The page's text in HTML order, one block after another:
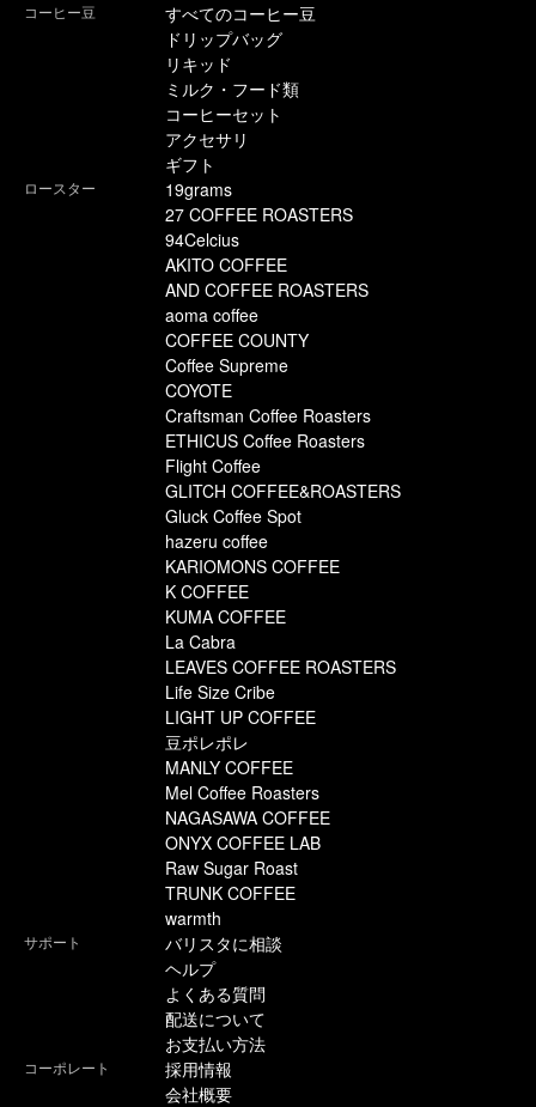
コーヒー豆
すべてのコーヒー豆
ドリップバッグ
リキッド
ミルク・フード類
コーヒーセット
アクセサリ
ギフト
ロースター
19grams
27 COFFEE ROASTERS
94Celcius
AKITO COFFEE
AND COFFEE ROASTERS
aoma coffee
COFFEE COUNTY
Coffee Supreme
COYOTE
Craftsman Coffee Roasters
ETHICUS Coffee Roasters
Flight Coffee
GLITCH COFFEE&ROASTERS
Gluck Coffee Spot
hazeru coffee
KARIOMONS COFFEE
K COFFEE
KUMA COFFEE
La Cabra
LEAVES COFFEE ROASTERS
Life Size Cribe
LIGHT UP COFFEE
豆ポレポレ
MANLY COFFEE
Mel Coffee Roasters
NAGASAWA COFFEE
ONYX COFFEE LAB
Raw Sugar Roast
TRUNK COFFEE
warmth
サポート
バリスタに相談
ヘルプ
よくある質問
配送について
お支払い方法
コーポレート
採用情報
会社概要